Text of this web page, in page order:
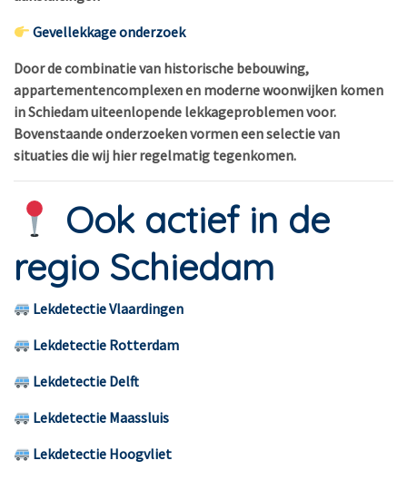
Gevellekkage onderzoek
Door de combinatie van historische bebouwing,
appartementencomplexen en moderne woonwijken komen
in Schiedam uiteenlopende lekkageproblemen voor.
Bovenstaande onderzoeken vormen een selectie van
situaties die wij hier regelmatig tegenkomen.
Ook actief in de
regio Schiedam
Lekdetectie Vlaardingen
Lekdetectie Rotterdam
Lekdetectie Delft
Lekdetectie Maassluis
Lekdetectie Hoogvliet